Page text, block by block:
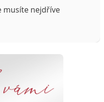
musíte nejdříve